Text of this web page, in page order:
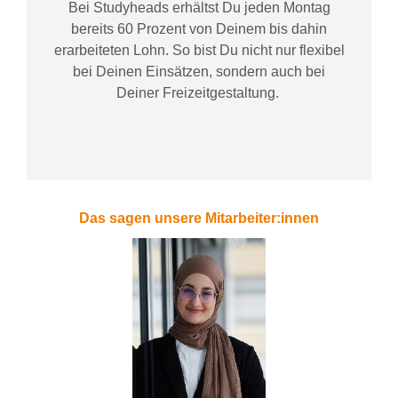
Bei Studyheadserhältst Du jeden Montag
bereits 60 Prozent von Deinem bis dahin
erarbeiteten Lohn. So bist Du nicht nur flexibel
bei Deinen Einsätzen, sondern auch bei
DeinerFreizeitgestaltung.
Das sagen unsere Mitarbeiter:innen